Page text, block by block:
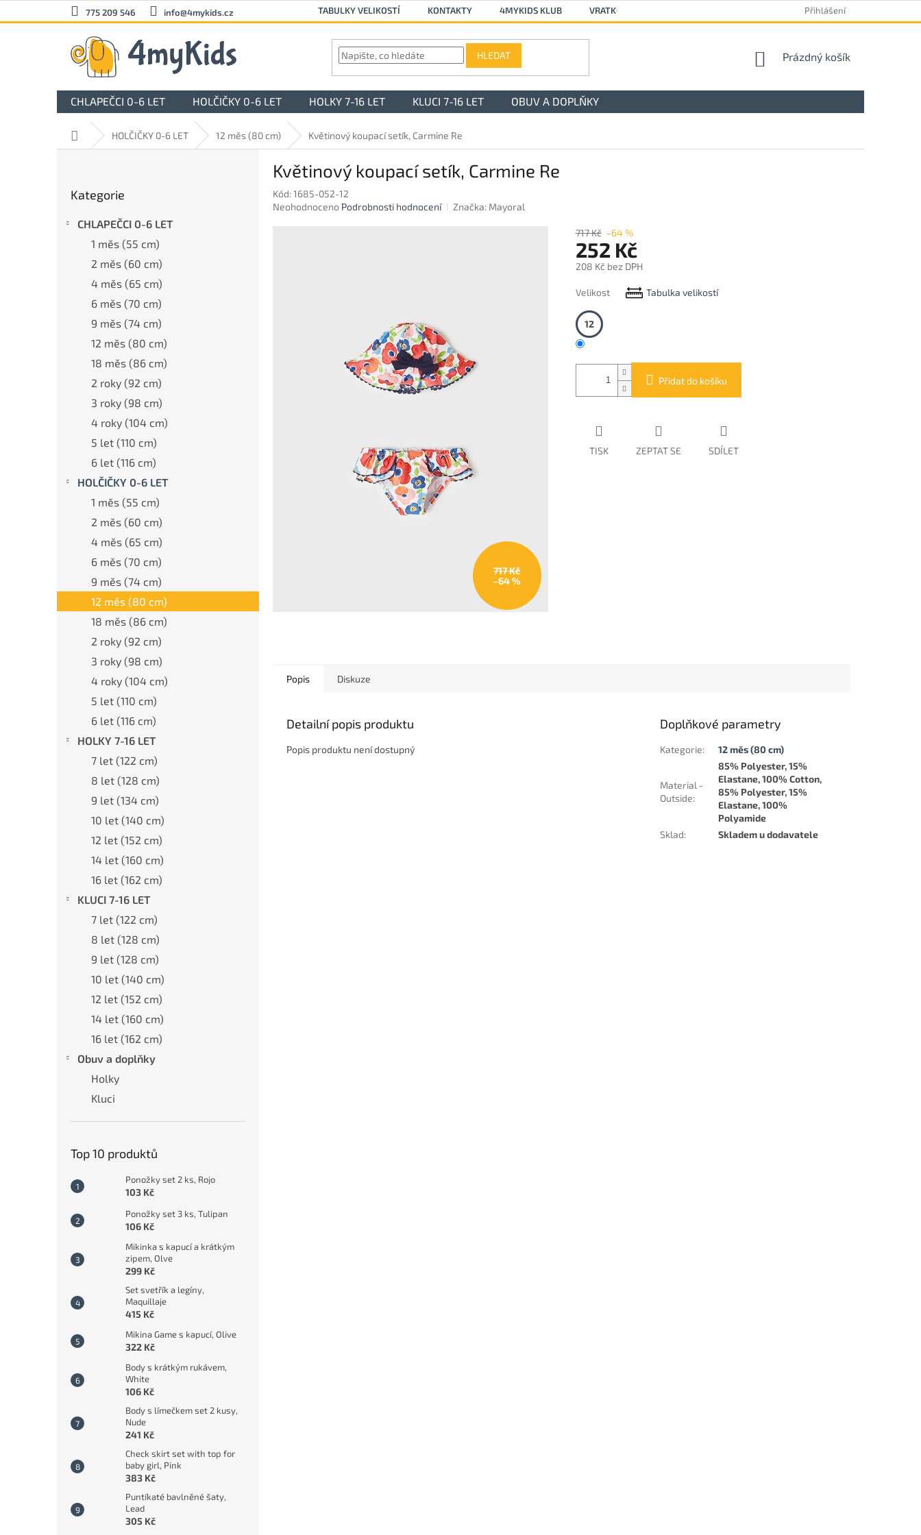
na
775 209 546 info@4mykids.cz TABULKY VELIKOSTÍ KONTAKTY 4MYKIDS KLUB VRATKOVÝ FORMULÁŘ Přihlášení
HLEDAT
NÁKUPNÍ
Prázdný košík
CHLAPEČCI 0-6 LET HOLČIČKY 0-6 LET HOLKY 7-16 LET KLUCI 7-16 LET OBUV A DOPLŇKY
Domů HOLČIČKY 0-6 LET 12 měs (80 cm) Květinový koupací setík, Carmine Re
kategorie
Kategorie
CHLAPEČCI 0-6 LET
1 měs (55 cm)
2 měs (60 cm)
4 měs (65 cm)
6 měs (70 cm)
9 měs (74 cm)
12 měs (80 cm)
18 měs (86 cm)
2 roky (92 cm)
3 roky (98 cm)
4 roky (104 cm)
5 let (110 cm)
6 let (116 cm)
HOLČIČKY 0-6 LET
1 měs (55 cm)
2 měs (60 cm)
4 měs (65 cm)
6 měs (70 cm)
9 měs (74 cm)
12 měs (80 cm)
18 měs (86 cm)
2 roky (92 cm)
3 roky (98 cm)
4 roky (104 cm)
5 let (110 cm)
6 let (116 cm)
HOLKY 7-16 LET
7 let (122 cm)
8 let (128 cm)
9 let (134 cm)
10 let (140 cm)
12 let (152 cm)
14 let (160 cm)
16 let (162 cm)
KLUCI 7-16 LET
7 let (122 cm)
8 let (128 cm)
9 let (128 cm)
10 let (140 cm)
12 let (152 cm)
14 let (160 cm)
16 let (162 cm)
Obuv a doplňky
Holky
Kluci
Top 10 produktů
Ponožky set 2 ks, Rojo
103 Kč
Ponožky set 3 ks, Tulipan
106 Kč
Mikinka s kapucí a krátkým
zipem, Olve
299 Kč
Set svetřík a legíny,
Maquillaje
415 Kč
Mikina Game s kapucí, Olive
322 Kč
Body s krátkým rukávem,
White
106 Kč
Body s límečkem set 2 kusy,
Nude
241 Kč
Check skirt set with top for
baby girl, Pink
383 Kč
Puntíkaté bavlněné šaty,
Lead
305 Kč
Květinový koupací setík, Carmine Re
Kód:1685-052-12
Průměrné
Neohodnoceno Podrobnosti hodnocení Značka: Mayoral
717 Kč
–64 %
717 Kč –64 %
252 Kč
208 Kč bez DPH
cena:
Velikost Tabulka velikostí
12
Přidat do košíku
TISK ZEPTAT SE SDÍLET
Popis Diskuze
Detailní popis produktu
Popis produktu není dostupný
Doplňkové parametry
Kategorie: 12 měs (80 cm)
Material -
Outside:
85% Polyester, 15%
Elastane, 100% Cotton,
85% Polyester, 15%
Elastane, 100%
Polyamide
Sklad: Skladem u dodavatele